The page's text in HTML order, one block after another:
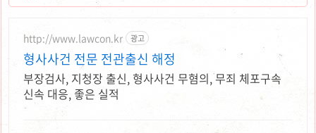
http://www.lawcon.kr 광고
형사사건 전문 전관출신 해정
부장검사, 지청장 출신, 형사사건 무혐의, 무죄 체포구속
신속 대응, 좋은 실적